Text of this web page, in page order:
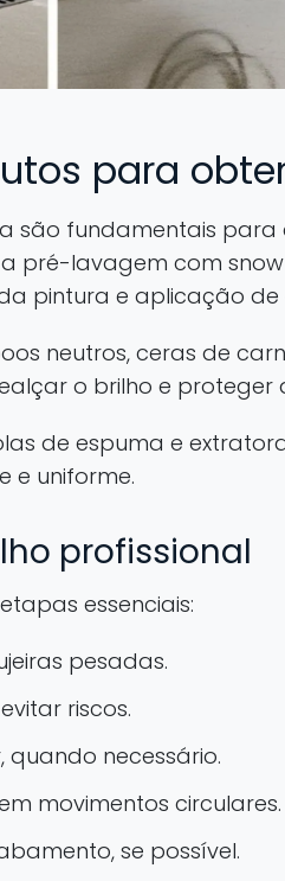
para
são fundamentais para
pré-lavagem com
pintura e aplicação de
neutros, ceras de
o brilho e proteger
de espuma e
e uniforme.
profissional
essenciais:
pesadas.
riscos.
necessário.
movimentos circulares.
se possível.